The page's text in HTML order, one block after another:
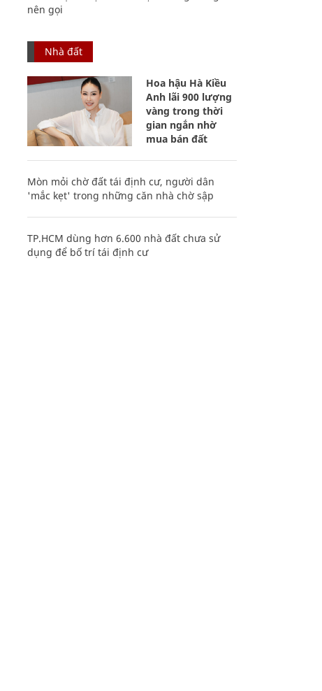
nên gọi
Nhà đất
Hoa hậu Hà Kiều
Anh lãi 900 lượng
vàng trong thời
gian ngắn nhờ
mua bán đất
Mòn mỏi chờ đất tái định cư, người dân
'mắc kẹt' trong những căn nhà chờ sập
TP.HCM dùng hơn 6.600 nhà đất chưa sử
dụng để bố trí tái định cư